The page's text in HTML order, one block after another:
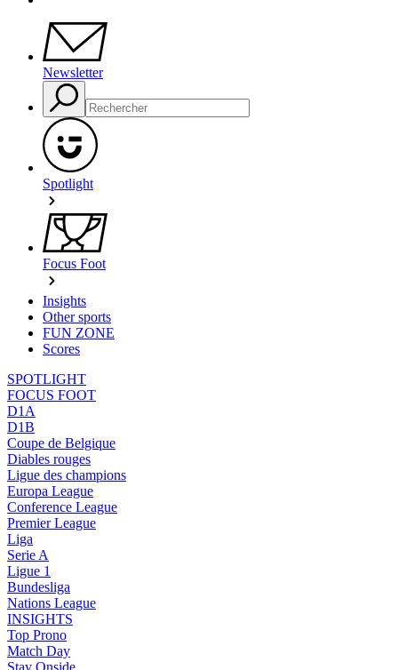
Newsletter
Spotlight
Focus Foot
Insights
Other sports
FUN ZONE
Scores
SPOTLIGHT
FOCUS FOOT
D1A
D1B
Coupe de Belgique
Diables rouges
Ligue des champions
Europa League
Conference League
Premier League
Liga
Serie A
Ligue 1
Bundesliga
Nations League
INSIGHTS
Top Prono
Match Day
Stay Onside